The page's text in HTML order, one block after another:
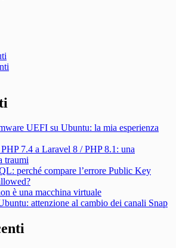
UEFI su Ubuntu: la mia esperienza
7.4 a Laravel 8 / PHP 8.1: una
traumi
perché compare l’errore Public Key
è una macchina virtuale
attenzione al cambio dei canali Snap